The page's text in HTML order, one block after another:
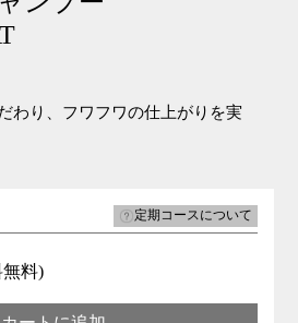
わり、フワフワの仕上がりを実
定期コースについて
料)